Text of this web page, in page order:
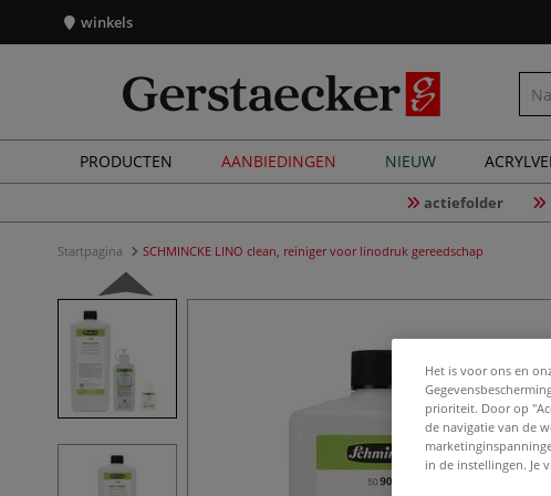
winkels
PRODUCTEN AANBIEDINGEN NIEUW
actiefolder
Startpagina SCHMINCKE LINO clean, reiniger voor linodruk gereedschap
Het is voor ons en
prioriteit. Door op
de navigatie van de
in de instellingen. Je